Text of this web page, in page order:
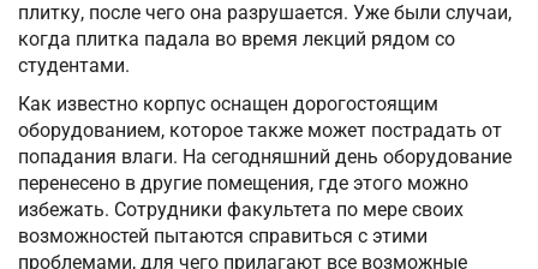
плитку, после чего она разрушается. Уже были случаи,
когда плитка падала во время лекций рядом со
студентами.
Как известно корпус оснащен дорогостоящим
оборудованием, которое также может пострадать от
попадания влаги. На сегодняшний день оборудование
перенесено в другие помещения, где этого можно
избежать. Сотрудники факультета по мере своих
возможностей пытаются справиться с этими
проблемами, для чего прилагают все возможные